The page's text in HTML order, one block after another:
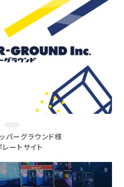
パーグラウンド様
ートサイト